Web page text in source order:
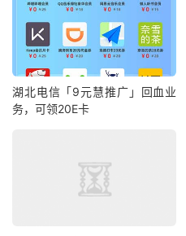
湖北电信「9元慧推广」回血业
务，可领20E卡